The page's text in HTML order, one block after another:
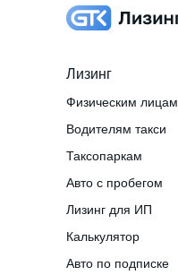
Лизинг
Водителям такси
Физическим лицам
Таксопаркам
Авто с пробегом
Лизинг для ИП
Калькулятор
Авто по подписке